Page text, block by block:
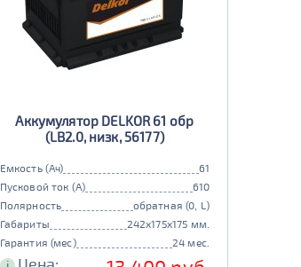
Аккумулятор DELKOR 61 обр
(LB2.0, низк, 56177)
Емкость (Ач)
61
Пусковой ток (А)
610
Полярность
обратная (0, L)
Габариты
242x175x175 мм.
Гарантия (мес)
24 мес.